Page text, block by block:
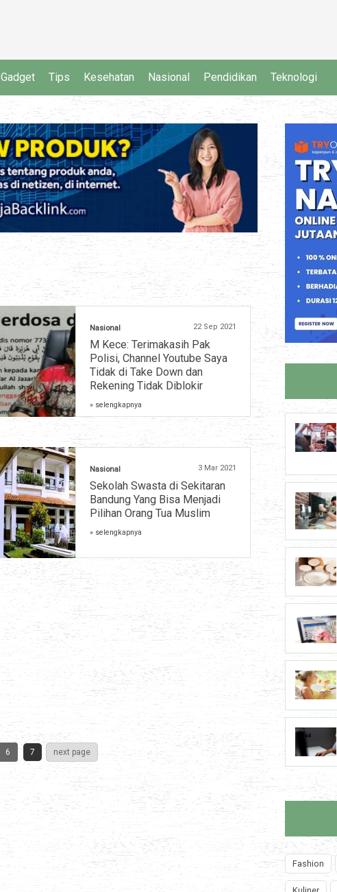
Gadget Tips Kesehatan Nasional Pendidikan Teknologi
Nasional 22 Sep 2021
M Kece: Terimakasih Pak
Polisi, Channel Youtube Saya
Tidak di Take Down dan
Rekening Tidak Diblokir
» selengkapnya
Nasional 3 Mar 2021
Sekolah Swasta di Sekitaran
Bandung Yang Bisa Menjadi
Pilihan Orang Tua Muslim
» selengkapnya
6 7 next page
Fashion